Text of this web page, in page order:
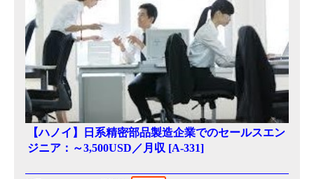
【ハノイ】日系精密部品製造企業でのセールスエン
ジニア：～3,500USD／月収 [A-331]